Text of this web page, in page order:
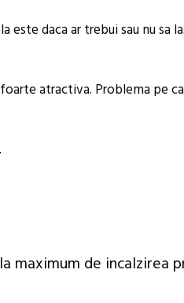
daca ar trebui sau nu sa
atractiva. Problema pe
maximum de incalzirea